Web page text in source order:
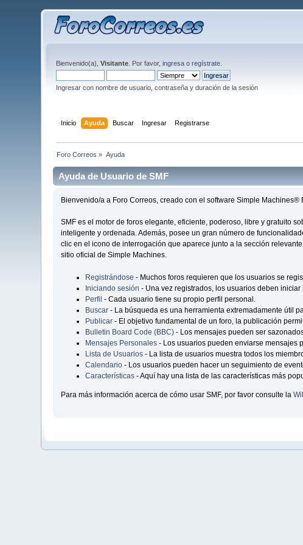
Bienvenido(a),Visitante . Por favor,ingresa oregístrate
Ingresar con nombre de usuario, contraseña y duración de la sesión
Inicio Ayuda Buscar Ingresar Registrarse
Foro Correos » Ayuda
Ayuda de Usuario de SMF
Bienvenido/a a Foro Correos, creado con el software Simple Machines®
SMF es el motor de foros elegante, eficiente, poderoso, libre y gratuito
inteligente y ordenada. Además, posee un gran número de
clic en el icono de interrogación que aparece junto a la sección
sitio oficial de Simple Machines.
Registrándose - Muchos foros requieren que los usuarios se
Iniciando sesión - Una vez registrados, los usuarios deben
Perfil - Cada usuario tiene su propio perfil personal.
Buscar- La búsqueda es una herramienta extremadamente útil
Publicar- El objetivo fundamental de un foro, la publicación
Bulletin Board Code (BBC) - Los mensajes pueden ser
Mensajes Personales- Los usuarios pueden enviarse mensajes
Lista de Usuarios- La lista de usuarios muestra todos los
Calendario- Los usuarios pueden hacer un seguimiento de
Características- Aquí hay una lista de las características más
Para más información acerca de cómo usar SMF, por favor consulte la